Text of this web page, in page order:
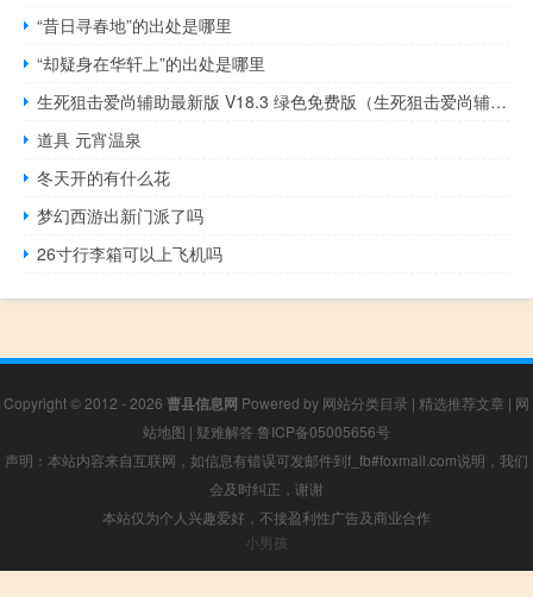
“昔日寻春地”的出处是哪里
“却疑身在华轩上”的出处是哪里
生死狙击爱尚辅助最新版 V18.3 绿色免费版（生死狙击爱尚辅助最新版 V18.3 绿色免费版功能简介）
道具 元宵温泉
冬天开的有什么花
梦幻西游出新门派了吗
26寸行李箱可以上飞机吗
Copyright © 2012 - 2026 曹县信息网 Powered by 网站分类目录 | 精选推荐文章 | 网
站地图 | 疑难解答 鲁ICP备05005656号
声明：本站内容来自互联网，如信息有错误可发邮件到f_fb#foxmail.com说明，我们
会及时纠正，谢谢
本站仅为个人兴趣爱好，不接盈利性广告及商业合作
小男孩